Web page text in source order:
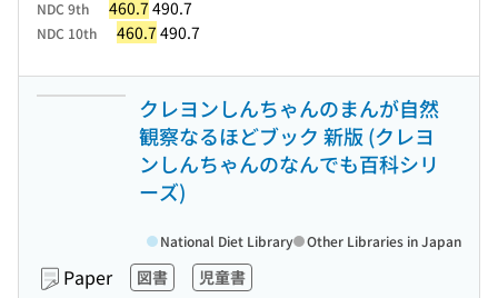
NDC 9th 460.7 490.7
NDC 10th 460.7 490.7
クレヨンしんちゃんのまんが自然
観察なるほどブック 新版 (クレヨ
ンしんちゃんのなんでも百科シリ
ーズ)
Paper 図書 児童書
National Diet Library Other Libraries in Japan